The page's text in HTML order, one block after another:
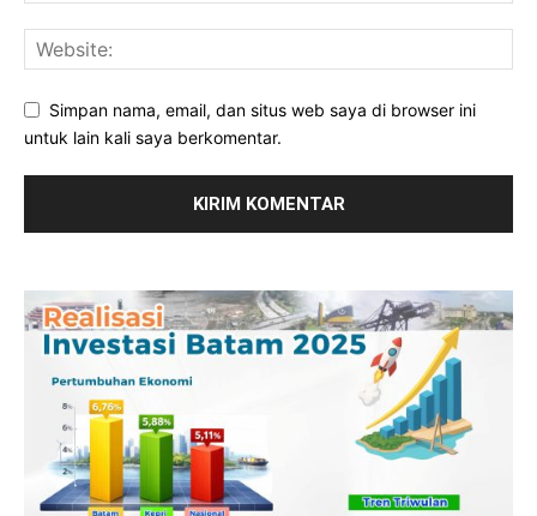
Simpan nama, email, dan situs web saya di browser ini
untuk lain kali saya berkomentar.